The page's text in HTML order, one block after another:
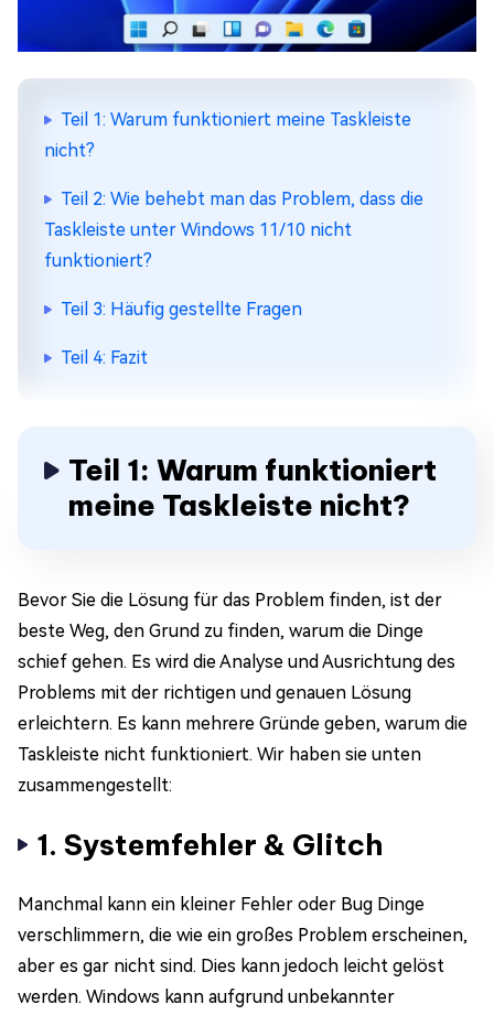
Teil 1: Warum funktioniert meine Taskleiste
nicht?
Teil 2: Wie behebt man das Problem, dass die
Taskleiste unter Windows 11/10 nicht
funktioniert?
Teil 3: Häufig gestellte Fragen
Teil 4: Fazit
Teil 1: Warum funktioniert
meine Taskleiste nicht?
Bevor Sie die Lösung für das Problem finden, ist der
beste Weg, den Grund zu finden, warum die Dinge
schief gehen. Es wird die Analyse und Ausrichtung des
Problems mit der richtigen und genauen Lösung
erleichtern. Es kann mehrere Gründe geben, warum die
Taskleiste nicht funktioniert. Wir haben sie unten
zusammengestellt:
1. Systemfehler & Glitch
Manchmal kann ein kleiner Fehler oder Bug Dinge
verschlimmern, die wie ein großes Problem erscheinen,
aber es gar nicht sind. Dies kann jedoch leicht gelöst
werden. Windows kann aufgrund unbekannter